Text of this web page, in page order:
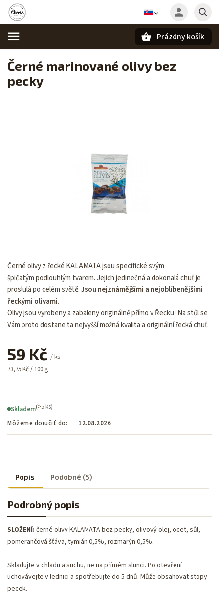
Prázdny košík
Černé marinované olivy bez
pecky
59 Kč/ ks
73,75 Kč / 100 g
Skladem(>5 ks)
Môžeme doručiť do:
12.08.2026
Černé olivy z řecké KALAMATA jsou specifické svým
špičatým podlouhlým tvarem. Jejich jedinečná a dokonalá chuť je
proslulá po celém světě.Jsou nejznámějšími a nejoblíbenějšími
řeckými olivami.
Olivy jsou vyrobeny a zabaleny originálně přímo v Řecku! Na stůl se
Vám proto dostane ta nejvyšší možná kvalita a originální řecká chuť.
Popis Podobné (5)
Podrobný popis
SLOŽENÍ: černé olivy KALAMATA bez pecky, olivový olej, ocet, sůl,
pomerančová šťáva, tymián 0,5%, rozmarýn 0,5%.
Skladujte v chladu a suchu, ne na přímém slunci. Po otevření
uchovávejte v lednici a spotřebujte do 5 dnů. Může obsahovat stopy
pecek.